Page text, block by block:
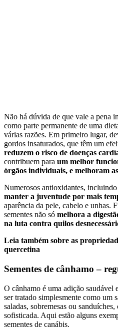
Não há dúvida de que vale a pena
como parte permanente de uma
várias razões. Em primeiro lugar,
gordos insaturados, que têm um
reduzem o risco de doenças
contribuem para um melhor
órgãos individuais, e melhoram
Numerosos antioxidantes,
manter a juventude por mais
aparência da pele, cabelo e unhas.
sementes não só melhora a
na luta contra quilos
Leia também sobre as
quercetina
Sementes de cânhamo –
O cânhamo é uma adição saudável
ser tratado simplesmente como um
saladas, sobremesas ou
sofisticada. Aqui estão alguns
sementes de canábis.